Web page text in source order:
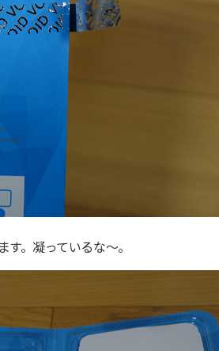
。凝っているな〜。